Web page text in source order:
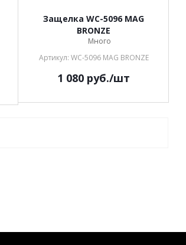
Защелка WC-5096 MAG
BRONZE
Много
Артикул: WC-5096 MAG BRONZE
1 080 руб./шт